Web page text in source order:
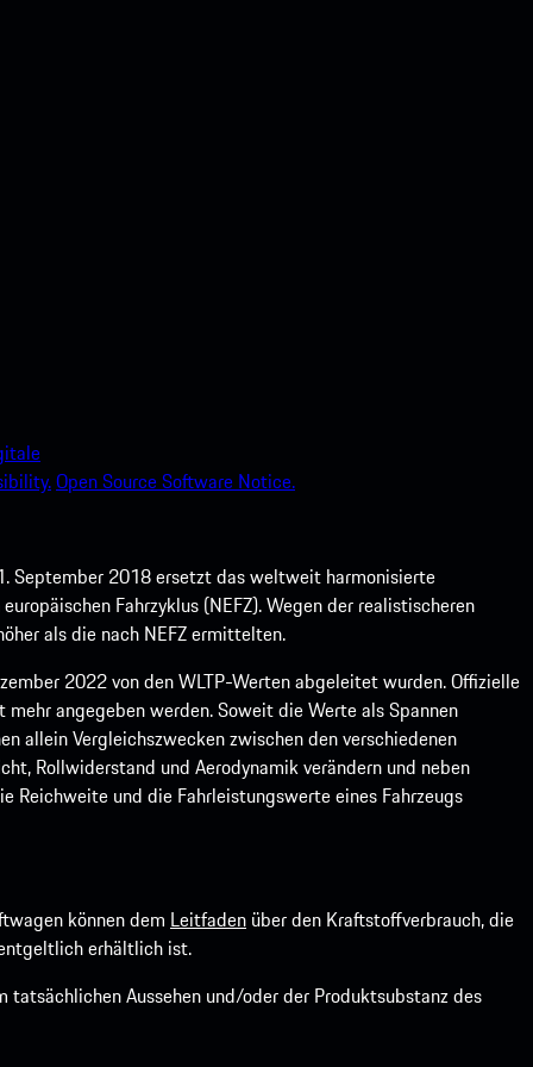
Open Source Software Notice.
September 2018 ersetzt das weltweit harmonisierte
Fahrzyklus (NEFZ). Wegen der realistischeren
als die nach NEFZ ermittelten.
2022 von den WLTP-Werten abgeleitet wurden. Offizielle
angegeben werden. Soweit die Werte als Spannen
allein Vergleichszwecken zwischen den verschiedenen
Rollwiderstand und Aerodynamik verändern und neben
Reichweite und die Fahrleistungswerte eines Fahrzeugs
können dem Leitfaden über den Kraftstoffverbrauch, die
erhältlich ist.
Aussehen und/oder der Produktsubstanz des